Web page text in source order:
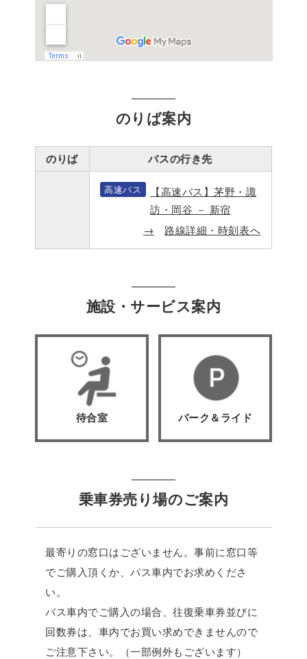
のりば案内
のりば バスの行き先
高速バス
【高速バス】茅野・諏
訪・岡谷 － 新宿
路線詳細・時刻表へ
施設・サービス案内
待合室 パーク＆ライド
乗車券売り場のご案内
最寄りの窓口はございません。事前に窓口等
でご購入頂くか、バス車内でお求めくださ
い。
バス車内でご購入の場合、往復乗車券並びに
回数券は、車内でお買い求めできませんので
ご注意下さい。（一部例外もございます）